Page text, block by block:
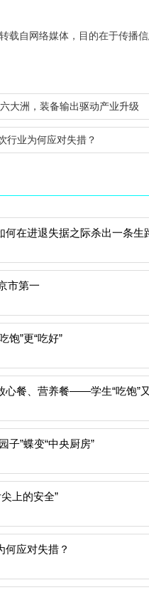
载自网络媒体，目的在于传播
大洲，装备输出驱动产业升级
行业为何应对失措？
何在进退失据之际杀出一条生
市第一
饱”更“吃好”
心餐、营养餐——学生“吃饱”又
子”蝶变“中央厨房”
上的安全”
何应对失措？